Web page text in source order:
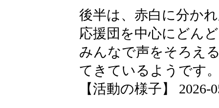
後半は、赤白に分か
応援団を中心にどん
みんなで声をそろえ
てきているようです
【活動の様子】 2026-